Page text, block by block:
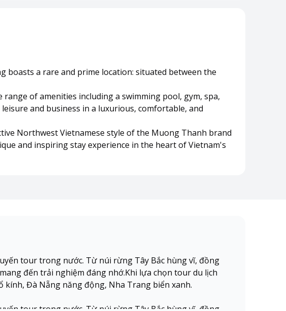
boasts a rare and prime location: situated between the
of amenities including a swimming pool, gym, spa,
and business in a luxurious, comfortable, and
Northwest Vietnamese style of the Muong Thanh brand
and inspiring stay experience in the heart of Vietnam's
tour trong nước. Từ núi rừng Tây Bắc hùng vĩ, đồng
đến trải nghiệm đáng nhớ.Khi lựa chọn tour du lịch
kính, Đà Nẵng năng động, Nha Trang biển xanh.